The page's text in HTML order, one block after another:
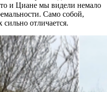
и Циане мы видели немало
Само собой,
сильно отличается.